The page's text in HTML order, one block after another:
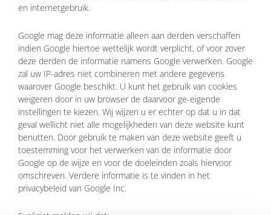
en internetgebruik.
Google mag deze informatie alleen aan derden verschaffen
indien Google hiertoe wettelijk wordt verplicht, of voor zover
deze derden de informatie namens Google verwerken. Google
zal uw IP-adres niet combineren met andere gegevens
waarover Google beschikt. U kunt het gebruik van cookies
weigeren door in uw browser de daarvoor ge-eigende
instellingen te kiezen. Wij wijzen u er echter op dat u in dat
geval wellicht niet alle mogelijkheden van deze website kunt
benutten. Door gebruik te maken van deze website geeft u
toestemming voor het verwerken van de informatie door
Google op de wijze en voor de doeleinden zoals hiervoor
omschreven. Verdere informatie is te vinden in het
privacybeleid van Google Inc.